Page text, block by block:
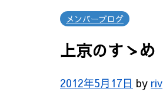
メンバーブログ
上京のすゝめ
2012年5月17日 by riv